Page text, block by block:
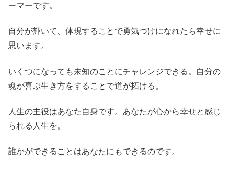
ーマーです。
自分が輝いて、体現することで勇気づけになれたら幸せに
思います。
いくつになっても未知のことにチャレンジできる。自分の
魂が喜ぶ生き方をすることで道が拓ける。
人生の主役はあなた自身です。あなたが心から幸せと感じ
られる人生を。
誰かができることはあなたにもできるのです。